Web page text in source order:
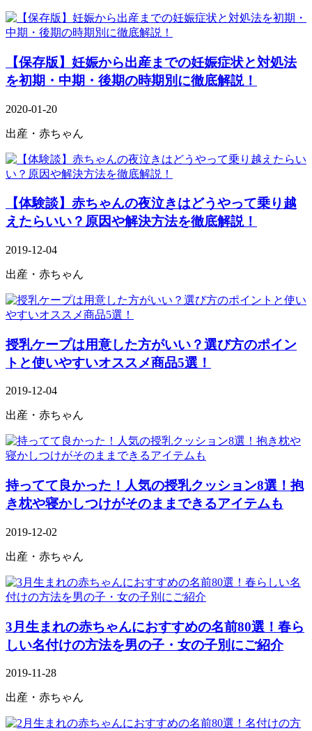
【保存版】妊娠から出産までの妊娠症状と対処法
を初期・中期・後期の時期別に徹底解説！
2020-01-20
出産・赤ちゃん
【体験談】赤ちゃんの夜泣きはどうやって乗り越
えたらいい？原因や解決方法を徹底解説！
2019-12-04
出産・赤ちゃん
授乳ケープは用意した方がいい？選び方のポイン
トと使いやすいオススメ商品5選！
2019-12-04
出産・赤ちゃん
持ってて良かった！人気の授乳クッション8選！抱
き枕や寝かしつけがそのままできるアイテムも
2019-12-02
出産・赤ちゃん
3月生まれの赤ちゃんにおすすめの名前80選！春ら
しい名付けの方法を男の子・女の子別にご紹介
2019-11-28
出産・赤ちゃん